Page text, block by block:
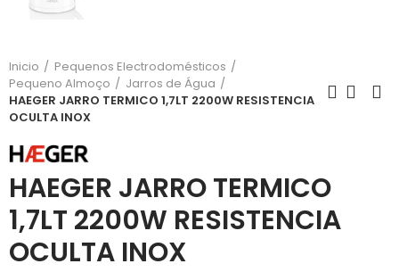
Inicio
Pequenos Electrodomésticos
Pequeno Almoço
Jarros de Água
HAEGER JARRO TERMICO 1,7LT 2200W RESISTENCIA
OCULTA INOX
HAEGER JARRO TERMICO
1,7LT 2200W RESISTENCIA
OCULTA INOX